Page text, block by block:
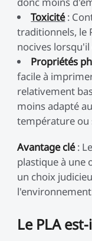
Toxicité:
traditionnels, le
nocives
Propriétés
facile à
relativement
moins adapté
température ou
Avantage clé:
plastique à une
un choix
Le PLA